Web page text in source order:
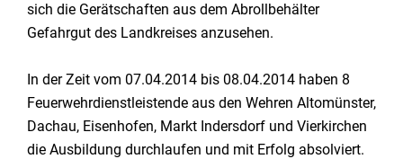
sich die Gerätschaften aus dem Abrollbehälter
Gefahrgut des Landkreises anzusehen.
In der Zeit vom 07.04.2014 bis 08.04.2014 haben 8
Feuerwehrdienstleistende aus den Wehren Altomünster,
Dachau, Eisenhofen, Markt Indersdorf und Vierkirchen
die Ausbildung durchlaufen und mit Erfolg absolviert.